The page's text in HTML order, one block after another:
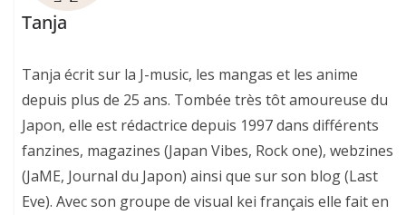
Tanja
Tanja écrit sur la J-music, les mangas et les anime
depuis plus de 25 ans. Tombée très tôt amoureuse du
Japon, elle est rédactrice depuis 1997 dans différents
fanzines, magazines (Japan Vibes, Rock one), webzines
(JaME, Journal du Japon) ainsi que sur son blog (Last
Eve). Avec son groupe de visual kei français elle fait en